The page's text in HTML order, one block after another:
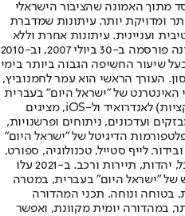
מתוך האמונה שהציבור הישראלי
ומדויקת יותר. עיתונות שמדברת
ועניינית. עיתונות אחרת וללא
תשלום. המהדורה המודפסת הראשונה פורסמה ב-30 ביולי 2007, וב-2010
שיעור החשיפה הגבוה ביותר בימי
העורך הראשי הוא עמר לחמנוביץ,
האינטרנט של "ישראל היום" בעברית
ובאנגלית, כמו כן היישומונים (אפליקציות) לאנדרואיד ול-iOS, מציגים
ועדכונים, ניתוחים ופרשנויות,
הדיגיטל של "ישראל היום"
לייף סטייל, טכנולוגיה, ספורט,
כלכלה וצרכנות, בריאות, חיילים, אוכל, יהדות, תיירות ורכב. ב-2021 עלו
של "ישראל היום" בעברית, במטרה
בטוחה ונוחה. תכני המהדורה
במהדורה יומית מקוונת, ואפשר